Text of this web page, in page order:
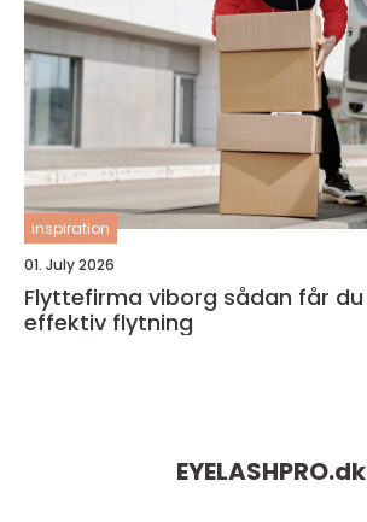
inspiration
01. July 2026
Flyttefirma viborg sådan får du en tryg og
effektiv flytning
EYELASHPRO.dk